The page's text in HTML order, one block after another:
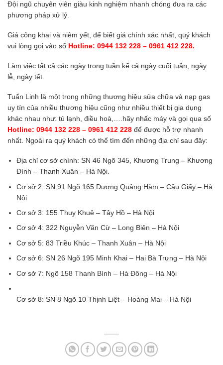
Đội ngũ chuyên viên giàu kinh nghiệm nhanh chóng đưa ra các
phương pháp xử lý.
Giá công khai và niêm yết, để biết giá chính xác nhất, quý khách
vui lòng gọi vào số Hotline: 0944 132 228 – 0961 412 228.
Làm việc tất cả các ngày trong tuần kể cả ngày cuối tuần, ngày
lễ, ngày tết.
Tuấn Linh là một trong những thương hiệu sửa chữa và nạp gas
uy tín của nhiều thương hiệu cũng như nhiều thiết bị gia dụng
khác nhau như: tủ lạnh, điều hoà,….hãy nhấc máy và gọi qua số
Hotline: 0944 132 228 – 0961 412 228 để được hỗ trợ nhanh
nhất. Ngoài ra quý khách có thể tìm đến những địa chỉ sau đây:
Địa chỉ cơ sở chính: SN 46 Ngõ 345, Khương Trung – Khương
Đình – Thanh Xuân – Hà Nội.
Cơ sở 2: SN 91 Ngõ 165 Dương Quảng Hàm – Cầu Giấy – Hà
Nội
Cơ sở 3: 155 Thuỵ Khuê – Tây Hồ – Hà Nội
Cơ sở 4: 322 Nguyễn Văn Cừ – Long Biên – Hà Nội
Cơ sở 5: 83 Triều Khúc – Thanh Xuân – Hà Nội
Cơ sở 6: SN 26 Ngõ 195 Minh Khai – Hai Bà Trưng – Hà Nội
Cơ sở 7: Ngõ 158 Thanh Bình – Hà Đông – Hà Nội
Cơ sở 8: SN 8 Ngõ 10 Thịnh Liệt – Hoàng Mai – Hà Nội